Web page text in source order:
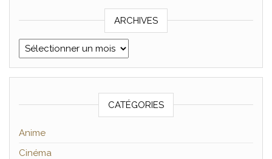
ARCHIVES
Archives
CATÉGORIES
Anime
Cinéma